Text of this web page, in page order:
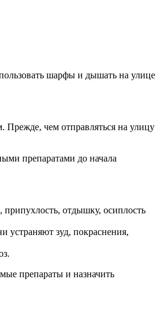
шарфы и дышать на улице
чем отправляться на улицу
препаратами до начала
отдышку, осиплость
устраняют зуд, покраснения,
препараты и назначить